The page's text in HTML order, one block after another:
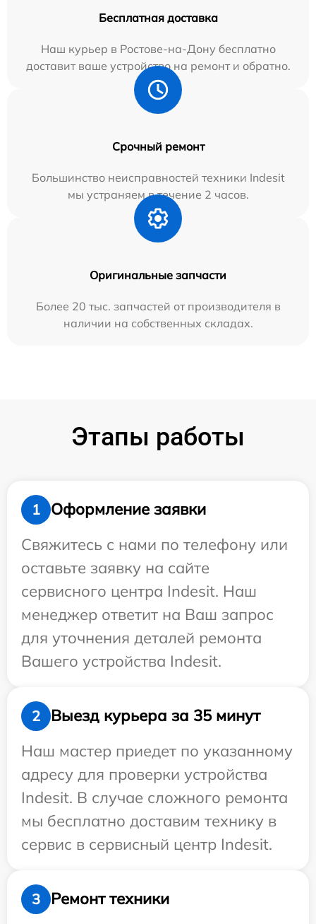
Бесплатная доставка
Наш курьер в Ростове-на-Дону бесплатно
доставит ваше устройство на ремонт и обратно.
Срочный ремонт
Большинство неисправностей техники Indesit
мы устраняем в течение 2 часов.
Оригинальные запчасти
Более 20 тыс. запчастей от производителя в
наличии на собственных складах.
Этапы работы
1
Оформление заявки
Свяжитесь с нами по телефону или
оставьте заявку на сайте
сервисного центра Indesit. Наш
менеджер ответит на Ваш запрос
для уточнения деталей ремонта
Вашего устройства Indesit.
2
Выезд курьера за 35 минут
Наш мастер приедет по указанному
адресу для проверки устройства
Indesit. В случае сложного ремонта
мы бесплатно доставим технику в
сервис в сервисный центр Indesit.
3
Ремонт техники